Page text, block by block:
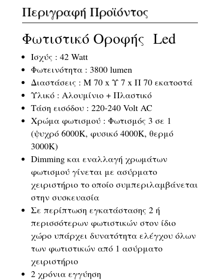
Περιγραφή Προϊόντος
Φωτιστικό Οροφής Led
Ισχύς : 42 Watt
Φωτεινότητα : 3800 lumen
Διαστάσεις : Μ 70 x Υ 7 x Π 70 εκατοστά
Υλικό : Αλουμίνιο + Πλαστικό
Τάση εισόδου : 220-240 Volt AC
Χρώμα φωτισμού : Φωτισμός 3 σε 1
(ψυχρό 6000Κ, φυσικό 4000Κ, θερμό
3000Κ)
Dimming και εναλλαγή χρωμάτων
φωτισμού γίνεται με ασύρματο
χειριστήριο το οποίο συμπεριλαμβάνεται
στην συσκευασία
Σε περίπτωση εγκατάστασης 2 ή
περισσότερων φωτιστικών στον ίδιο
χώρο υπάρχει δυνατότητα ελέγχου όλων
των φωτιστικών από 1 ασύρματο
χειριστήριο
2 χρόνια εγγύηση